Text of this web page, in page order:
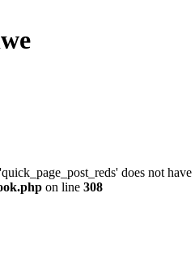
does not
on line 308